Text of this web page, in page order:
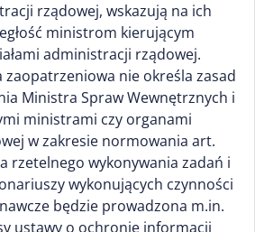
rządowej, wskazują na ich
ministrom kierującym
administracji rządowej.
zaopatrzeniowa nie określa zasad
Ministra Spraw Wewnętrznych i
ministrami czy organami
w zakresie normowania art.
rzetelnego wykonywania zadań i
wykonujących czynności
będzie prowadzona m.in.
ustawy o ochronie informacji